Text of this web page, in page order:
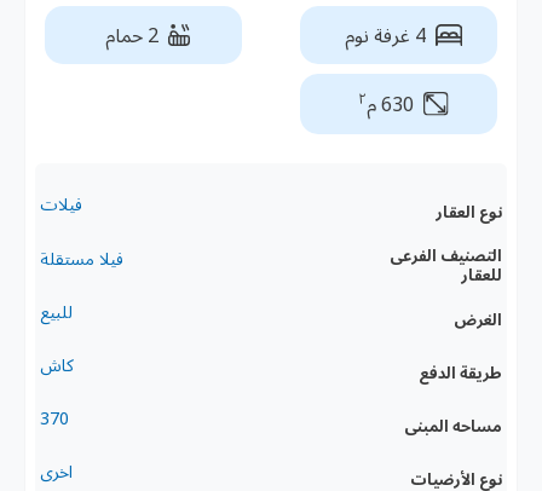
4 غرفة نوم 2 حمام
630 م ٢
نوع العقار فيلات
التصنيف الفرعى
للعقار
فيلا مستقلة
الغرض للبيع
طريقة الدفع كاش
مساحه المبنى 370
نوع الأرضيات اخرى